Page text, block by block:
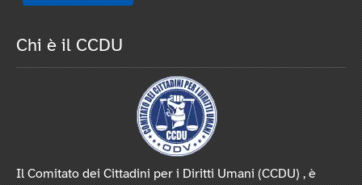
Chi è il CCDU
Il Comitato dei Cittadini per i Diritti Umani (CCDU) , è